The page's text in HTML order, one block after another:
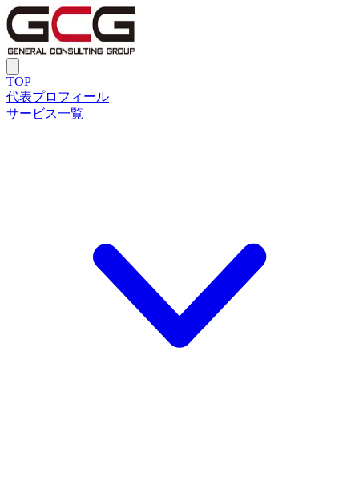
TOP
代表プロフィール
サービス一覧